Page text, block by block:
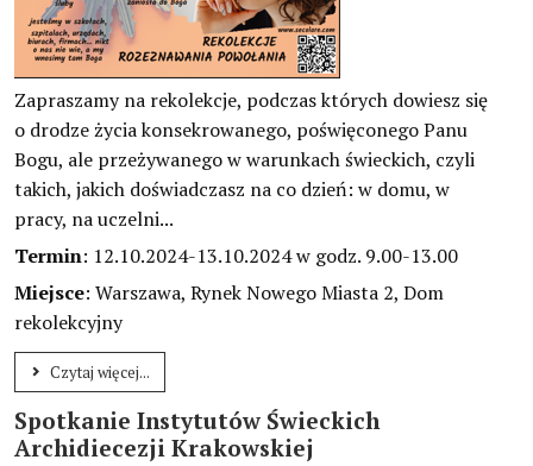
Zapraszamy na rekolekcje, podczas których dowiesz się
o drodze życia konsekrowanego, poświęconego Panu
Bogu, ale przeżywanego w warunkach świeckich, czyli
takich, jakich doświadczasz na co dzień: w domu, w
pracy, na uczelni...
Termin: 12.10.2024-13.10.2024 w godz. 9.00-13.00
Miejsce: Warszawa, Rynek Nowego Miasta 2, Dom
rekolekcyjny
Czytaj więcej...
Spotkanie Instytutów Świeckich
Archidiecezji Krakowskiej